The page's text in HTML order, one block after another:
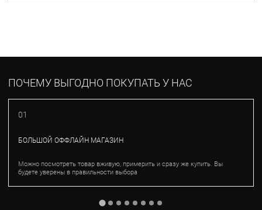
ПОЧЕМУ ВЫГОДНО ПОКУПАТЬ У НАС
01
БОЛЬШОЙ ОФФЛАЙН МАГАЗИН
Можно посмотреть товар вживую, примерить и сразу же купить. Вы
будете уверены в правильности выбора